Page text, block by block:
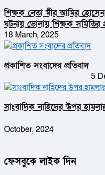
শিক্ষক নেতা মীর আমির
ঘটনায় ভোলায় শিক্ষক সমিতির
18 March, 2025
প্রকাশিত সংবাদের প্রতিবাদ
5
সাংবাদিক নাহিদের উপর
October, 2024
ফেসবুকে লাইক দিন